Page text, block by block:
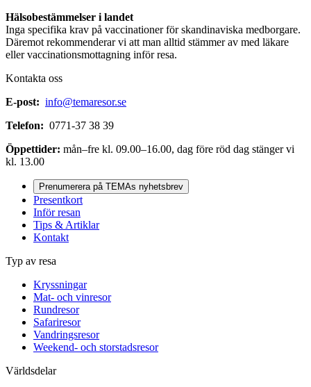
Hälsobestämmelser i landet
Inga specifika krav på vaccinationer för skandinaviska medborgare.
Däremot rekommenderar vi att man alltid stämmer av med läkare
eller vaccinationsmottagning inför resa.
Kontakta oss
E-post: info@temaresor.se
Telefon: 0771-37 38 39
Öppettider: mån–fre kl. 09.00–16.00, dag före röd dag stänger vi
kl. 13.00
Prenumerera på TEMAs nyhetsbrev
Presentkort
Inför resan
Tips & Artiklar
Kontakt
Typ av resa
Kryssningar
Mat- och vinresor
Rundresor
Safariresor
Vandringsresor
Weekend- och storstadsresor
Världsdelar